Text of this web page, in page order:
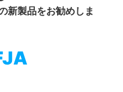
新製品をお勧めしま